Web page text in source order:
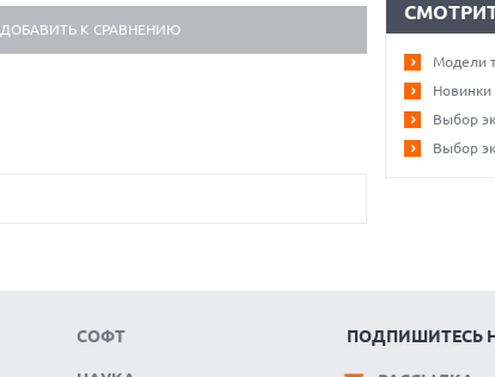
ДОБАВИТЬ К СРАВНЕНИЮ
Модели
Выбор
Выбор
СОФТ ПОДПИШИТЕСЬ